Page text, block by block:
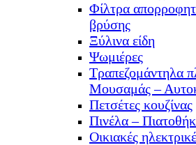
Φίλτρα
βρύσης
Ξύλινα είδη
Ψωμιέρες
Τραπεζομάντηλα
Μουσαμάς –
Πετσέτες κουζίνας
Πινέλα –
Οικιακές